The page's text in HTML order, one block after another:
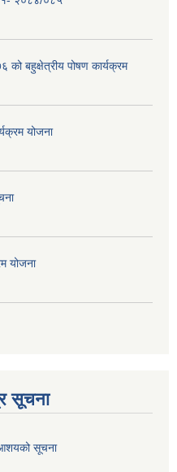
बहुक्षेत्रीय पोषण कार्यक्रम
योजना
योजना
सूचना
आशयको सूचना